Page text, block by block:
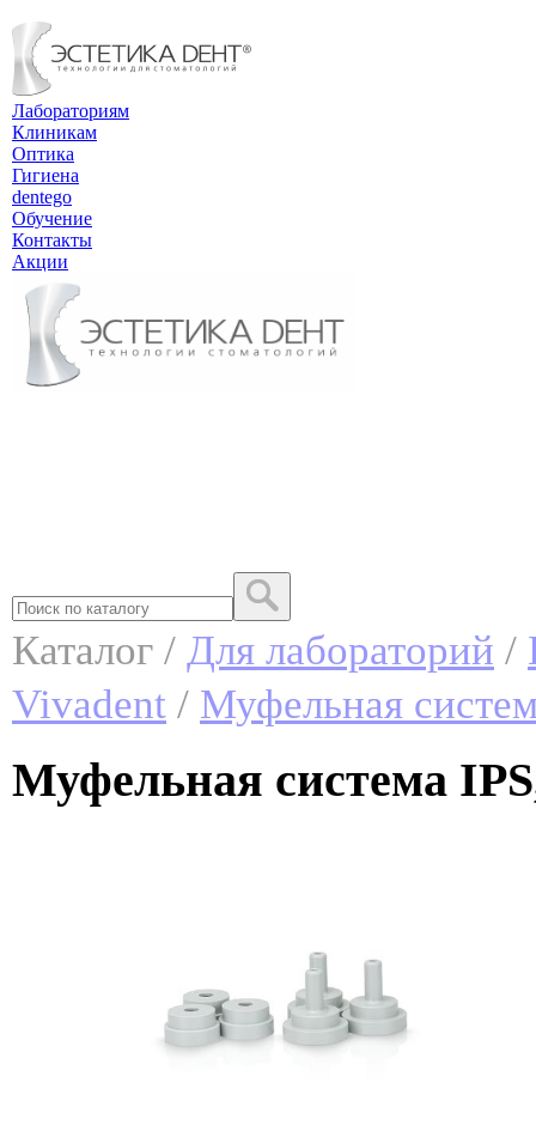
Лабораториям
Клиникам
Оптика
Гигиена
dentego
Обучение
Контакты
Акции
Каталог / Для лабораторий /
Vivadent / Муфельная
Муфельная система